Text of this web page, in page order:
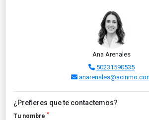
Ana Arenales
50231590535
¿Prefieres que te contactemos?
Tu nombre *